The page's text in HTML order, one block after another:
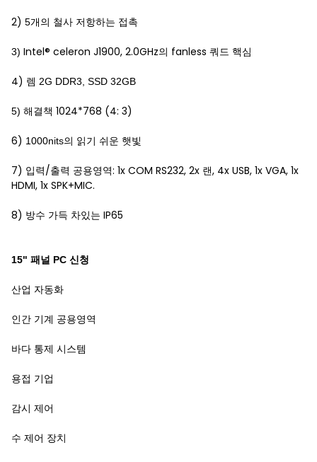
2) 5개의 철사 저항하는 접촉
3) Intel® celeron J1900, 2.0GHz의 fanless 쿼드 핵심
4) 렘 2G DDR3, SSD 32GB
5) 해결책 1024*768 (4: 3)
6) 1000nits의 읽기 쉬운 햇빛
7) 입력/출력 공용영역: 1x COM RS232, 2x 랜, 4x USB, 1x VGA, 1x
HDMI, 1x SPK+MIC.
8) 방수 가득 차있는 IP65
15" 패널 PC 신청
산업 자동화
인간 기계 공용영역
바다 통제 시스템
용접 기업
감시 제어
수 제어 장치